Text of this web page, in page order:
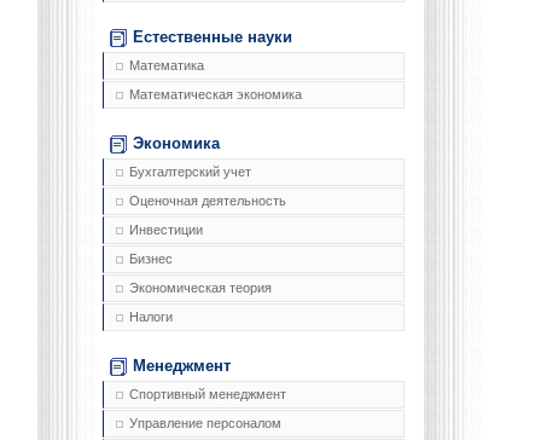
Естественные науки
Математика
Математическая экономика
Экономика
Бухгалтерский учет
Оценочная деятельность
Инвестиции
Бизнес
Экономическая теория
Налоги
Менеджмент
Спортивный менеджмент
Управление персоналом